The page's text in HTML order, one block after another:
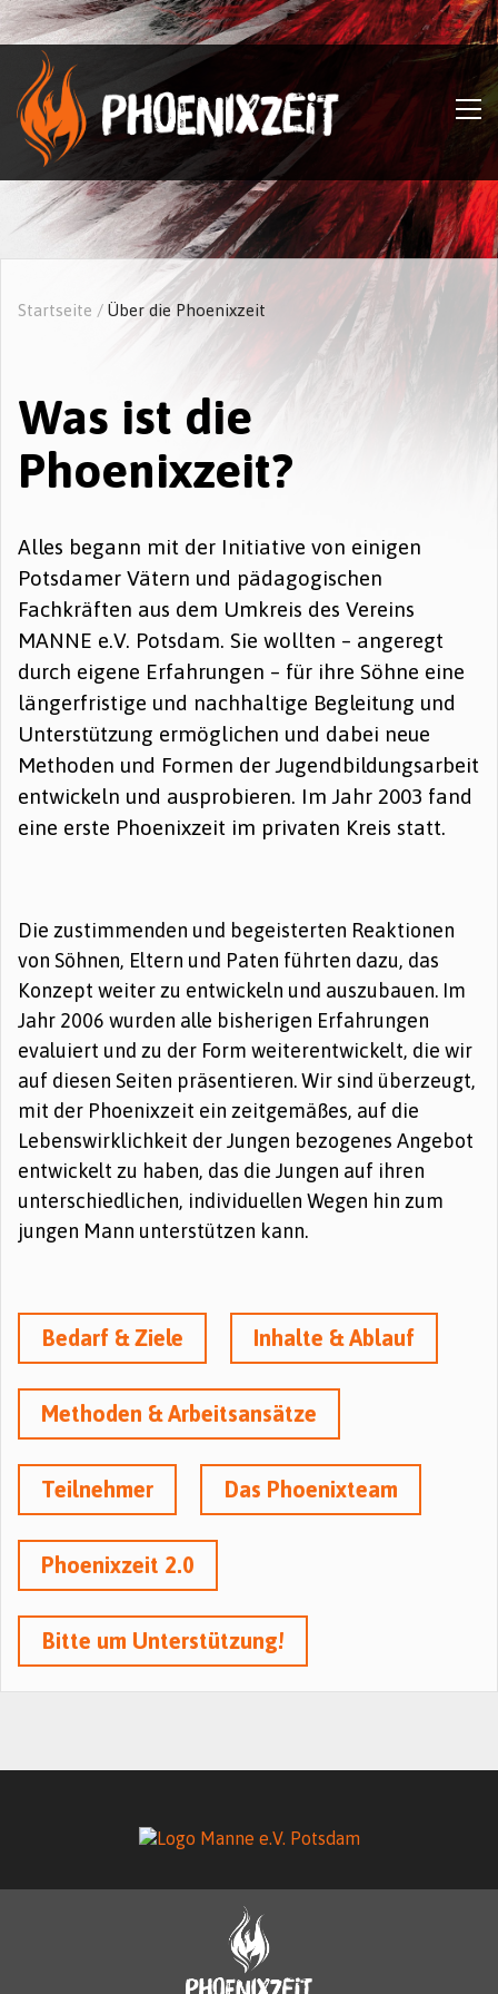
Startseite / Über die Phoenixzeit
Was ist die
Phoenixzeit?
Alles begann mit der Initiative von einigen
Potsdamer Vätern und pädagogischen
Fachkräften aus dem Umkreis des Vereins
MANNE e.V. Potsdam. Sie wollten – angeregt
durch eigene Erfahrungen – für ihre Söhne eine
längerfristige und nachhaltige Begleitung und
Unterstützung ermöglichen und dabei neue
Methoden und Formen der Jugendbildungsarbeit
entwickeln und ausprobieren. Im Jahr 2003 fand
eine erste Phoenixzeit im privaten Kreis statt.
Die zustimmenden und begeisterten Reaktionen
von Söhnen, Eltern und Paten führten dazu, das
Konzept weiter zu entwickeln und auszubauen. Im
Jahr 2006 wurden alle bisherigen Erfahrungen
evaluiert und zu der Form weiterentwickelt, die wir
auf diesen Seiten präsentieren. Wir sind überzeugt,
mit der Phoenixzeit ein zeitgemäßes, auf die
Lebenswirklichkeit der Jungen bezogenes Angebot
entwickelt zu haben, das die Jungen auf ihren
unterschiedlichen, individuellen Wegen hin zum
jungen Mann unterstützen kann.
Bedarf & Ziele Inhalte & Ablauf
Methoden & Arbeitsansätze
Teilnehmer Das Phoenixteam
Phoenixzeit 2.0
Bitte um Unterstützung!